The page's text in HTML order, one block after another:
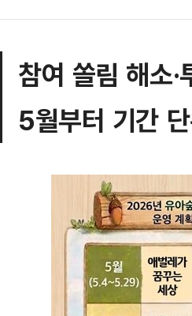
참여 쏠림 해소·
5월부터 기간